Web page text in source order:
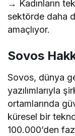
→ Kadınların
sektörde daha
amaçlıyor.
Sovos
Sovos, dünya
yazılımlarıyla
ortamlarında
küresel bir
100.000’den